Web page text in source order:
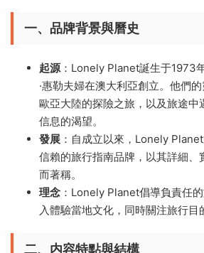
一、品牌背景與曆史
起源：Lonely Planet誕生于1973
·惠勒夫婦在澳大利亞創立。他們
歐亞大陸的探險之旅，以及旅途中
信息的渴望。
發展 ：自成立以來，Lonely
信賴的旅行指南品牌，以其詳細、
而著稱。
理念 ：Lonely Planet倡導負責任
入體驗當地文化，同時關注旅行目
二、内容特點與結構